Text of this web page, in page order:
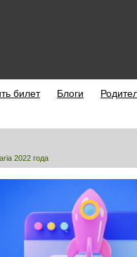
билет Блоги
2022 года